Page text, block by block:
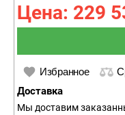
Цена: 229
Избранное
Доставка
Мы доставим